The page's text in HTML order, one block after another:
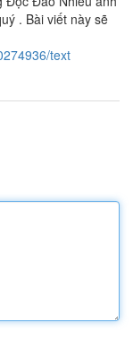
. Bài viết này sẽ
text